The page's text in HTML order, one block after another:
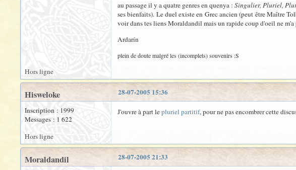
au passage il y a quatre genres en quenya :Singulier, Pluriel,
ses bienfaits). Le duel existe en Grec ancien (peut être Maître
voir dans tes liens Moraldandil mais un rapide coup d'oeil ne m'a
Ardarín
plein de doute malgré les (incomplets) souvenirs :S
Hors ligne
28-07-2005 15:36
Hisweloke
Inscription : 1999
Messages : 1 622
J'ouvre à part lepluriel partitif, pour ne pas encombrer cette
Hors ligne
28-07-2005 21:33
Moraldandil